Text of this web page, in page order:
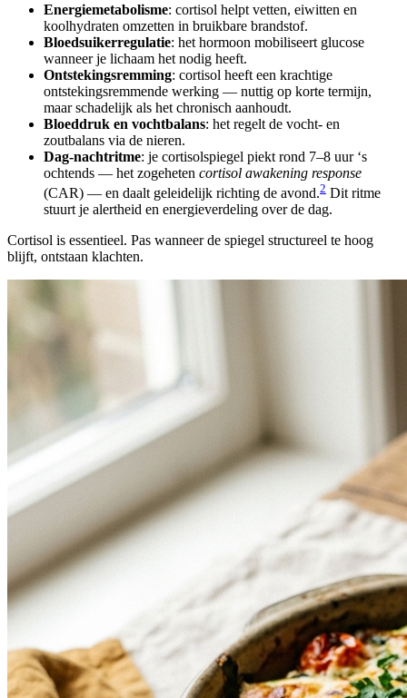
Energiemetabolisme: cortisol helpt vetten, eiwitten en
koolhydraten omzetten in bruikbare brandstof.
Bloedsuikerregulatie: het hormoon mobiliseert glucose
wanneer je lichaam het nodig heeft.
Ontstekingsremming: cortisol heeft een krachtige
ontstekingsremmende werking — nuttig op korte termijn,
maar schadelijk als het chronisch aanhoudt.
Bloeddruk en vochtbalans: het regelt de vocht- en
zoutbalans via de nieren.
Dag-nachtritme: je cortisolspiegel piekt rond 7–8 uur ‘s
ochtends — het zogeheten cortisol awakening response
(CAR) — en daalt geleidelijk richting de avond.2 Dit ritme
stuurt je alertheid en energieverdeling over de dag.
Cortisol is essentieel. Pas wanneer de spiegel structureel te hoog
blijft, ontstaan klachten.